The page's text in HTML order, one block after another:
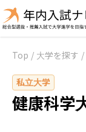
Top / 大学を探す /
私立大学
健康科学